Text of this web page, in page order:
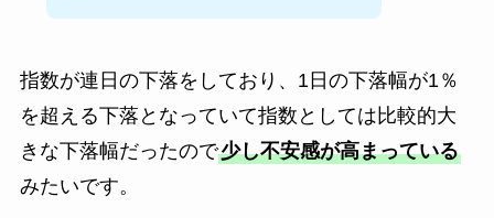
指数が連日の下落をしており、1日の下落幅が1％
を超える下落となっていて指数としては比較的大
きな下落幅だったので少し不安感が高まっている
みたいです。